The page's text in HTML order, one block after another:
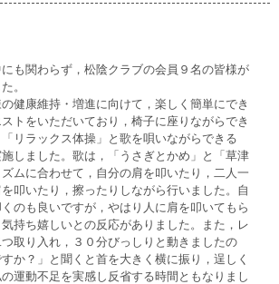
も関わらず，松陰クラブの会員９名の皆様が
。
健康維持・増進に向けて，楽しく簡単にでき
トをいただいており，椅子に座りながらでき
リラックス体操」と歌を唄いながらできる
施しました。歌は，「うさぎとかめ」と「草津
ムに合わせて，自分の肩を叩いたり，二人一
叩いたり，擦ったりしながら行いました。自
のも良いですが，やはり人に肩を叩いてもら
持ち嬉しいとの反応がありました。また，レ
取り入れ，３０分びっしりと動きましたの
か？」と聞くと首を大きく横に振り，逞しく
運動不足を実感し反省する時間ともなりまし